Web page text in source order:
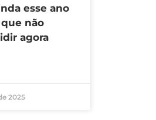
esse ano
não
agora
2025